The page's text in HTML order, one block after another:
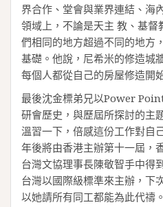
界合作、堂會與業界連結、海
領域上，不論是天主 教、基
們相同的地方超過不同的地方
基礎。他說，尼希米的修造城
每個人都從自己的房屋修造開
最後沈金標弟兄以Power
研會歷史，與歷屆所探討的主
溫習一下，倍感這份工作對自
年後將由香港主辦第十一屆，
台灣文協理事長陳敬智手中得
台灣以國際級標準來主辦，下
以她請所有同工都能為此代禱。